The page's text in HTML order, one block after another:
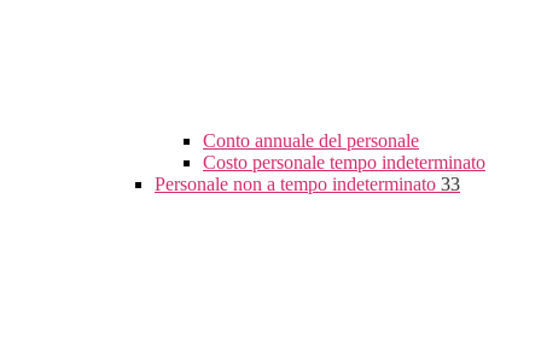
Conto annuale del personale
Costo personale tempo indeterminato
Personale non a tempo indeterminato 33